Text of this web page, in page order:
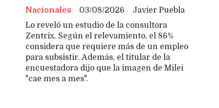
Javier Puebla
Nacionales
03/08/2026
Lo reveló un estudio de la consultora
Zentrix. Según el relevamiento, el 86%
considera que requiere más de un empleo
para subsistir. Además, el titular de la
encuestadora dijo que la imagen de Milei
"cae mes a mes".